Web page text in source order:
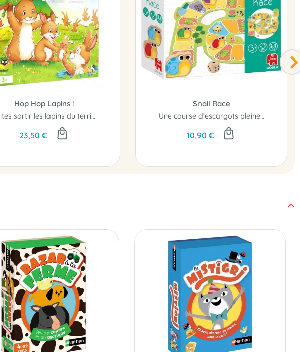
Hop Hop Lapins !
Faites sortir les lapins du terrier!
23,50 €
Snail Race
Une course d’escargots pleine de surprises !
10,90 €